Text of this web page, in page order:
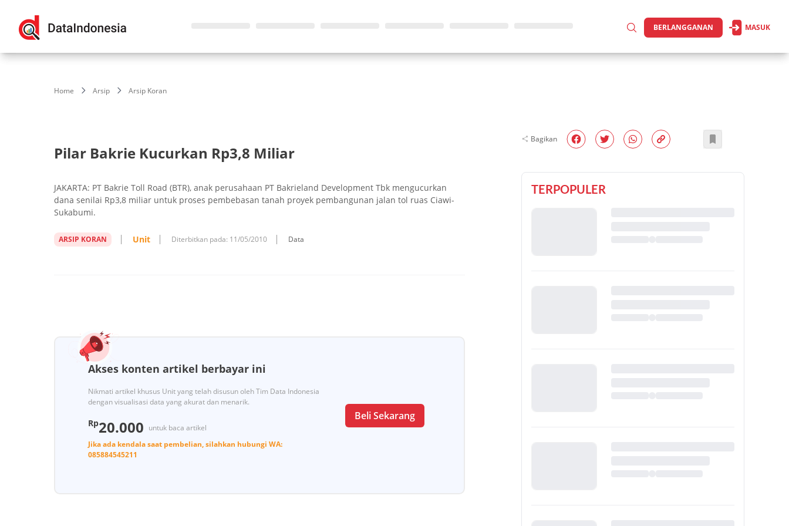
BERLANGGANAN MASUK
Home Arsip Arsip Koran
Pilar Bakrie Kucurkan Rp3,8 Miliar
JAKARTA: PT Bakrie Toll Road (BTR), anak perusahaan PT Bakrieland Development Tbk mengucurkan
dana senilai Rp3,8 miliar untuk proses pembebasan tanah proyek pembangunan jalan tol ruas Ciawi-
Sukabumi.
ARSIP KORAN Unit Diterbitkan pada: 11/05/2010 Data
Akses konten artikel berbayar ini
Nikmati artikel khusus Unit yang telah disusun oleh Tim Data Indonesia
dengan visualisasi data yang akurat dan menarik.
Rp20.000 untuk baca artikel
Jika ada kendala saat pembelian, silahkan hubungi WA:
085884545211
Beli Sekarang
Bagikan
TERPOPULER